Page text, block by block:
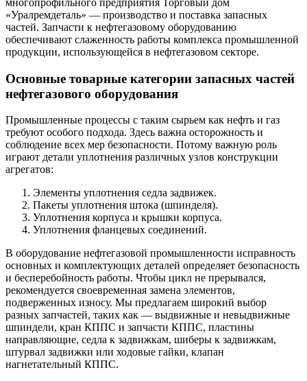
«Уралремдеталь» — производство и поставка запасных
частей. Запчасти к нефтегазовому оборудованию
обеспечивают слаженность работы комплекса промышленной
продукции, использующейся в нефтегазовом секторе.
Основные товарные категории запасных частей
нефтегазового оборудования
Промышленные процессы с таким сырьем как нефть и газ
требуют особого подхода. Здесь важна осторожность и
соблюдение всех мер безопасности. Потому важную роль
играют детали уплотнения различных узлов конструкции
агрегатов:
Элементы уплотнения седла задвижек.
Пакеты уплотнения штока (шпинделя).
Уплотнения корпуса и крышки корпуса.
Уплотнения фланцевых соединений.
В оборудование нефтегазовой промышленности исправность
основных и комплектующих деталей определяет безопасность
и бесперебойность работы. Чтобы цикл не прерывался,
рекомендуется своевременная замена элементов,
подверженных износу. Мы предлагаем широкий выбор
разных запчастей, таких как — выдвижные и невыдвижные
шпиндели, кран КППС и запчасти КППС, пластины
направляющие, седла к задвижкам, шиберы к задвижкам,
штурвал задвижки или ходовые гайки, клапан
нагнетательный КППС.